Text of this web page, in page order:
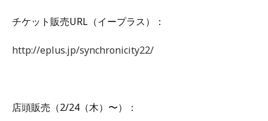
チケット販売URL（イープラス）：
http://eplus.jp/synchronicity22/
店頭販売（2/24（木）〜）：